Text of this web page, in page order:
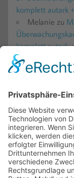
komplett autark
Melanie zu
komplett autark
Kühldecke im
Taschenlampe
VERGANGENES
Vergangenes